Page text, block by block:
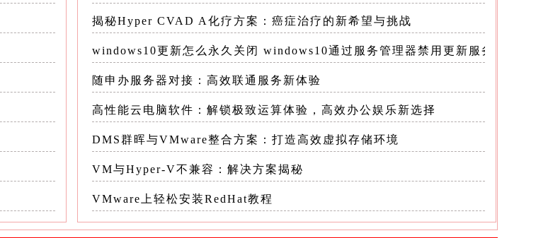
储空间大
一种快速备份方法，可以拍摄虚拟机当前
机还原到拍摄快照时的状态
揭秘Hyper CVAD A化疗方案：癌症治疗的新希望与挑战
windows10更新怎么永久关闭 windows10通过服务管理器禁用更新服务的操作
随申办服务器对接：高效联通服务新体验
高性能云电脑软件：解锁极致运算体验，高效办公娱乐新选择
DMS群晖与VMware整合方案：打造高效虚拟存储环境
VM与Hyper-V不兼容：解决方案揭秘
VMware上轻松安装RedHat教程